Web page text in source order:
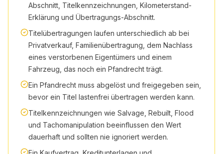
Abschnitt, Titelkennzeichnungen, Kilometerstand-
Erklärung und Übertragungs-Abschnitt.
Titelübertragungen laufen unterschiedlich ab bei
Privatverkauf, Familienübertragung, dem Nachlass
eines verstorbenen Eigentümers und einem
Fahrzeug, das noch ein Pfandrecht trägt.
Ein Pfandrecht muss abgelöst und freigegeben sein,
bevor ein Titel lastenfrei übertragen werden kann.
Titelkennzeichnungen wie Salvage, Rebuilt, Flood
und Tachomanipulation beeinflussen den Wert
dauerhaft und sollten nie ignoriert werden.